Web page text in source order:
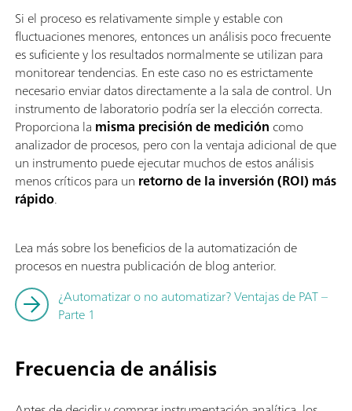
Si el proceso es relativamente simple y estable con
fluctuaciones menores, entonces un análisis poco frecuente
es suficiente y los resultados normalmente se utilizan para
monitorear tendencias. En este caso no es estrictamente
necesario enviar datos directamente a la sala de control. Un
instrumento de laboratorio podría ser la elección correcta.
Proporciona la misma precisión de medición como
analizador de procesos, pero con la ventaja adicional de que
un instrumento puede ejecutar muchos de estos análisis
menos críticos para un retorno de la inversión (ROI) más
rápido.
Lea más sobre los beneficios de la automatización de
procesos en nuestra publicación de blog anterior.
¿Automatizar o no automatizar? Ventajas de PAT –
Parte 1
Frecuencia de análisis